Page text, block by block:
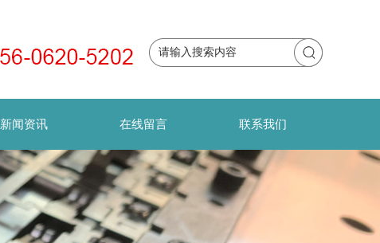
新闻资讯 在线留言 联系我们